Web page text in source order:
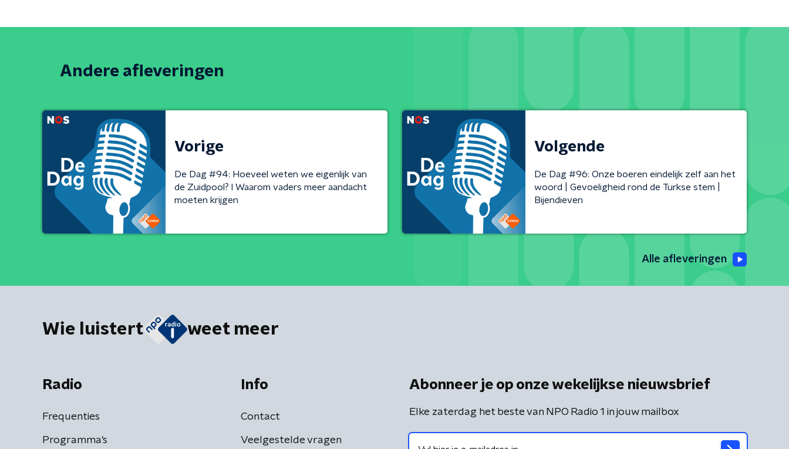
Andere afleveringen
Vorige
De Dag #94: Hoeveel weten we eigenlijk van
de Zuidpool? l Waarom vaders meer aandacht
moeten krijgen
Volgende
De Dag #96: Onze boeren eindelijk zelf aan het
woord | Gevoeligheid rond de Turkse stem |
Bijendieven
Alle afleveringen
Wie luistert weet meer
Radio
Frequenties
Programma's
Info
Contact
Veelgestelde vragen
Abonneer je op onze wekelijkse nieuwsbrief
Elke zaterdag het beste van NPO Radio 1 in jouw mailbox